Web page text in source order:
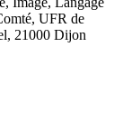
UFR de
21000 Dijon